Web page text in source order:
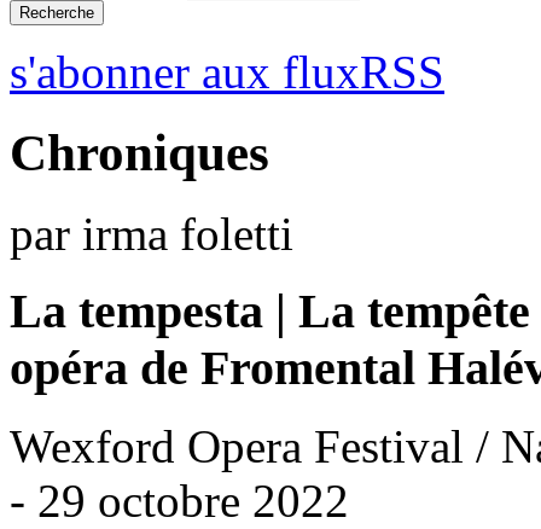
s'abonner aux fluxRSS
Chroniques
par irma foletti
La tempesta | La tempête
opéra de Fromental
Wexford Opera Festival /
- 29 octobre 2022